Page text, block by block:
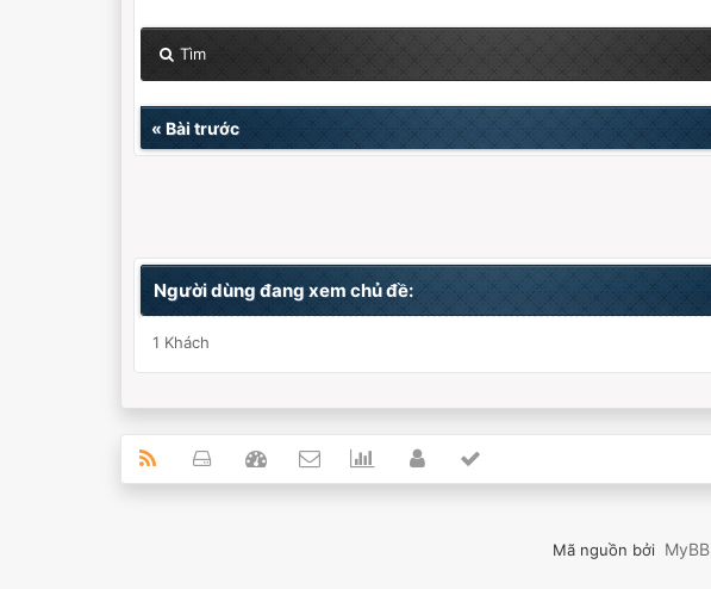
Tìm
« Bài trước
Người dùng đang xem chủ đề:
1 Khách
Mã nguồn bởi MyBB